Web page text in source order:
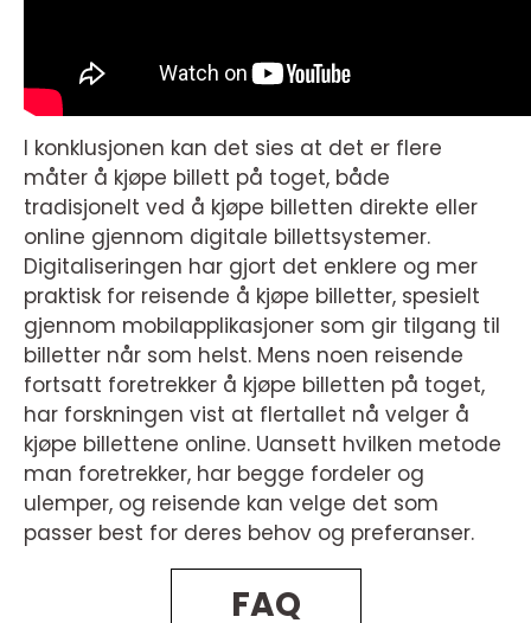
I konklusjonen kan det sies at det er flere
måter å kjøpe billett på toget, både
tradisjonelt ved å kjøpe billetten direkte eller
online gjennom digitale billettsystemer.
Digitaliseringen har gjort det enklere og mer
praktisk for reisende å kjøpe billetter, spesielt
gjennom mobilapplikasjoner som gir tilgang til
billetter når som helst. Mens noen reisende
fortsatt foretrekker å kjøpe billetten på toget,
har forskningen vist at flertallet nå velger å
kjøpe billettene online. Uansett hvilken metode
man foretrekker, har begge fordeler og
ulemper, og reisende kan velge det som
passer best for deres behov og preferanser.
FAQ